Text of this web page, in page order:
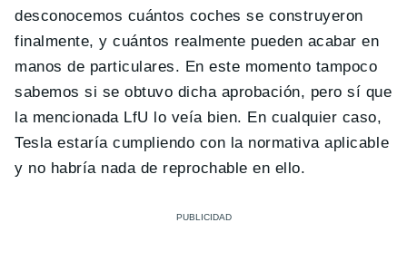
desconocemos cuántos coches se construyeron
finalmente, y cuántos realmente pueden acabar en
manos de particulares. En este momento tampoco
sabemos si se obtuvo dicha aprobación, pero sí que
la mencionada LfU lo veía bien. En cualquier caso,
Tesla estaría cumpliendo con la normativa aplicable
y no habría nada de reprochable en ello.